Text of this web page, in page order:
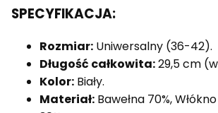
SPECYFIKACJA:
Rozmiar: Uniwersalny (36-42).
Długość całkowita:29,5 cm
Kolor: Biały.
Materiał: Bawełna 70%,